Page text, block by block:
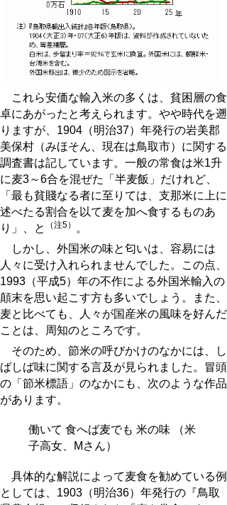
これら安価な輸入米の多くは、貧困層の食
卓にあがったと考えられます。やや時代を遡
りますが、1904（明治37）年発行の岩美郡
美保村（みほそん、現在は鳥取市）に関する
調査書は記しています。一般の常食は米1升
に麦3～6合を混ぜた「半麦飯」だけれど、
「最も貧賤なる者に至りては、支那米に上に
述べたる割合を以て麦を加へ食するものあ
り」、と
（注5）
。
しかし、外国米の味と匂いは、容易には
人々に受け入れられませんでした。この点、
1993（平成5）年の不作による外国米輸入の
顛末を思い起こす方も多いでしょう。また、
麦と比べても、人々が国産米の風味を好んだ
ことは、周知のところです。
そのため、節米の呼びかけのなかには、し
ばしば味に関する言及が見られました。冒頭
の「節米標語」のなかにも、次のような作品
があります。
働いて 食へば麦でも 米の味 （米
子高女、Mさん）
具体的な解説によって麦食を勧めている例
としては、1903（明治36）年発行の『鳥取